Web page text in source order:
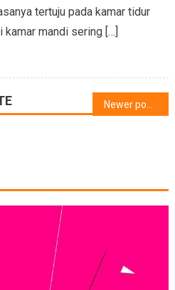
tertuju pada kamar tidur
kamar mandi sering […]
Newer posts